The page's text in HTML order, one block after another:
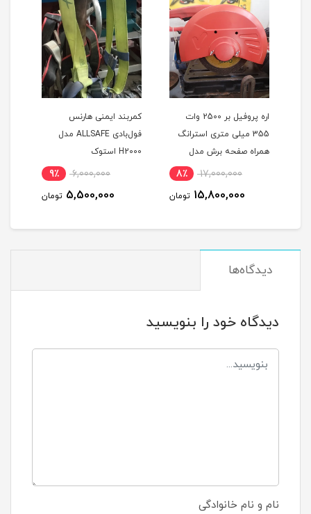
اره پروفیل بر 2500 وات
355 میلی متری استرانگ
همراه صفحه برش مدل
STRONG STG2500 در حد 17,000,000 8٪
15,800,000 تومان
کمربند ایمنی هارنس
فول‌بادی ALLSAFE مدل
H2000 استوک
6,000,000 9٪
5,500,000 تومان
دیدگاه‌ها
دیدگاه خود را بنویسید
نام و نام خانوادگی